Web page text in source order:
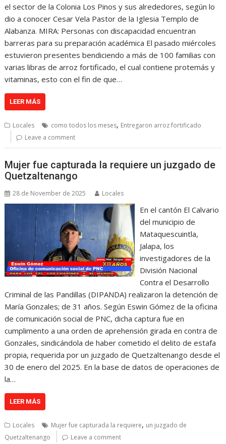
el sector de la Colonia Los Pinos y sus alrededores, según lo
dio a conocer Cesar Vela Pastor de la Iglesia Templo de
Alabanza. MIRA: Personas con discapacidad encuentran
barreras para su preparación académica El pasado miércoles
estuvieron presentes bendiciendo a más de 100 familias con
varias libras de arroz fortificado, el cual contiene protemás y
vitaminas, esto con el fin de que…
LEER MÁS
Locales como todos los meses, Entregaron arroz fortificado
Leave a comment
Mujer fue capturada la requiere un juzgado de
Quetzaltenango
28 de November de 2025 Locales
En el cantón El Calvario
del municipio de
Mataquescuintla,
Jalapa, los
investigadores de la
División Nacional
Contra el Desarrollo
Criminal de las Pandillas (DIPANDA) realizaron la detención de
María Gonzales; de 31 años. Según Eswin Gómez de la oficina
de comunicación social de PNC, dicha captura fue en
cumplimento a una orden de aprehensión girada en contra de
Gonzales, sindicándola de haber cometido el delito de estafa
propia, requerida por un juzgado de Quetzaltenango desde el
30 de enero del 2025. En la base de datos de operaciones de
la…
LEER MÁS
Locales Mujer fue capturada la requiere, un juzgado de
Quetzaltenango
Leave a comment